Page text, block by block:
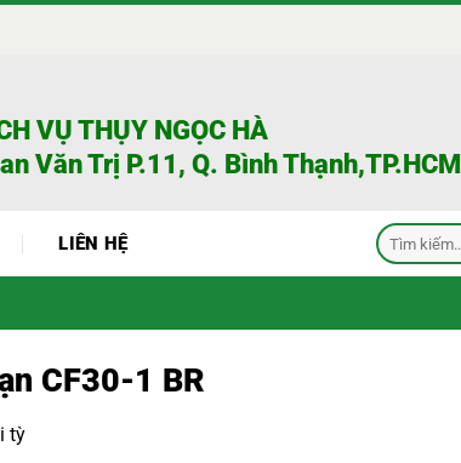
VỤ THỤY NGỌC HÀ
Văn Trị P.11, Q. Bình Thạnh,TP.HCM
LIÊN HỆ
Tìm
kiếm:
CF30-1 BR
tỳ